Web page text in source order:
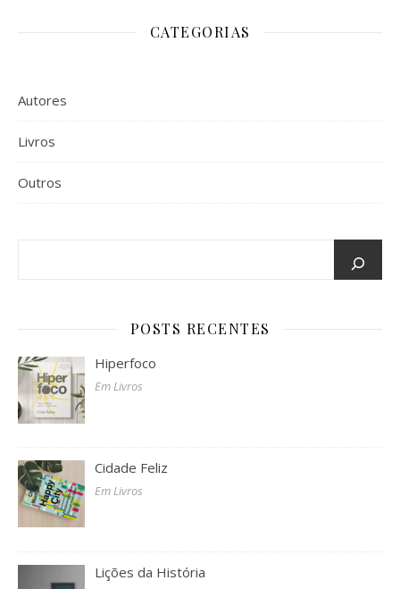
CATEGORIAS
Autores
Livros
Outros
POSTS RECENTES
Hiperfoco
Em Livros
Cidade Feliz
Em Livros
Lições da História